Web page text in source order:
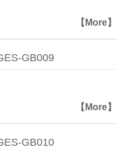
【More】
GB009
【More】
GB010